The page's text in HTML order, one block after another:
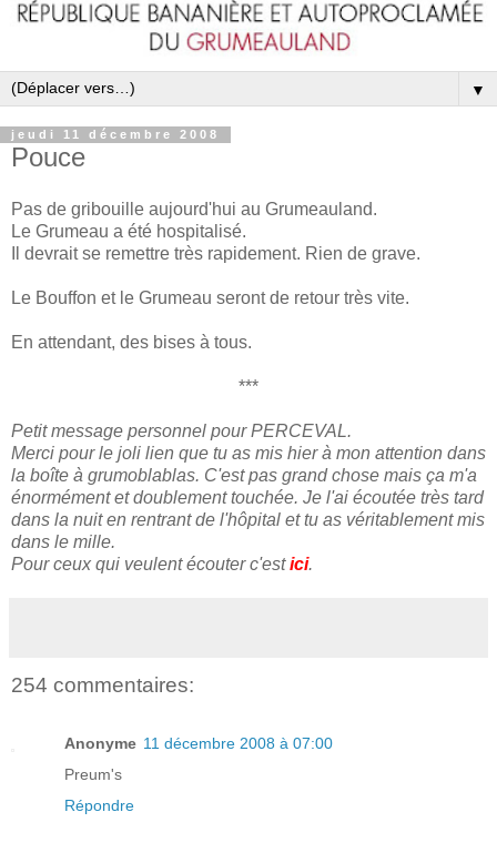
▼
jeudi 11 décembre 2008
Pouce
Pas de gribouille aujourd'hui au Grumeauland.
Le Grumeau a été hospitalisé.
Il devrait se remettre très rapidement. Rien de grave.
Le Bouffon et le Grumeau seront de retour très vite.
En attendant, des bises à tous.
***
Petit message personnel pour PERCEVAL.
Merci pour le joli lien que tu as mis hier à mon attention dans
la boîte à grumoblablas. C'est pas grand chose mais ça m'a
énormément et doublement touchée. Je l'ai écoutée très tard
dans la nuit en rentrant de l'hôpital et tu as véritablement mis
dans le mille.
Pour ceux qui veulent écouter c'estici.
254 commentaires:
Anonyme 11 décembre 2008 à 07:00
Preum's
Répondre